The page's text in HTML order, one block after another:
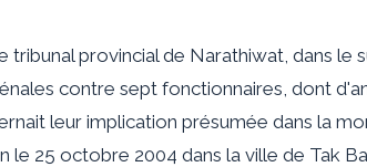
tribunal provincial de Narathiwat, dans le
contre sept fonctionnaires, dont
leur implication présumée dans la
le 25 octobre 2004 dans la ville de Tak